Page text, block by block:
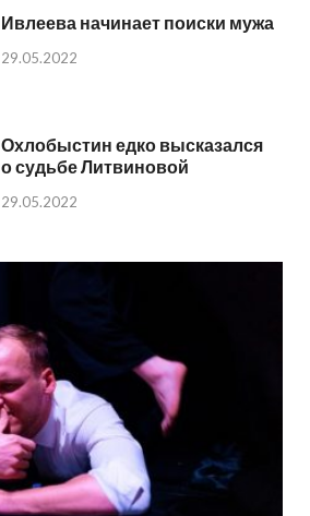
Ивлеева начинает поиски мужа
29.05.2022
Охлобыстин едко высказался
о судьбе Литвиновой
29.05.2022